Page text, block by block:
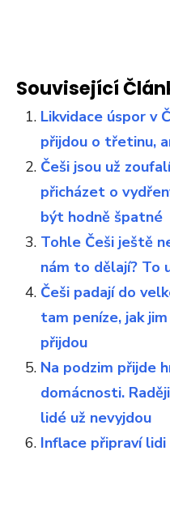
Související
Likvidace úspor v
přijdou o třetinu,
Češi jsou už
přicházet o
být hodně špatné
Tohle Češi ještě
nám to dělají? To
Češi padají do
tam peníze, jak
přijdou
Na podzim přijde
domácnosti.
lidé už nevyjdou
Inflace připraví